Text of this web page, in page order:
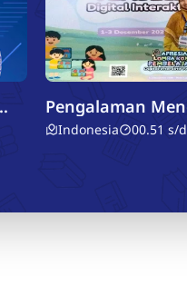
Pengalaman
Workshop Media
Indonesia 00.51 s/